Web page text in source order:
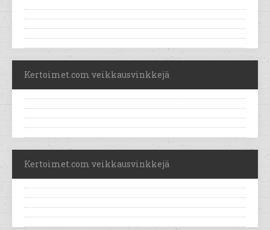
Kertoimet.com veikkausvinkkejä
Kertoimet.com veikkausvinkkejä